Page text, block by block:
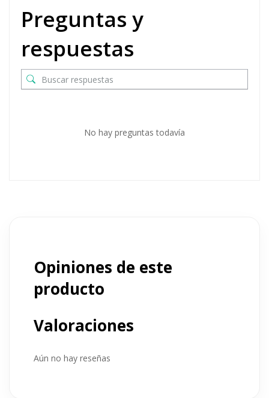
Preguntas y
respuestas
No hay preguntas todavía
Opiniones de este
producto
Valoraciones
Aún no hay reseñas